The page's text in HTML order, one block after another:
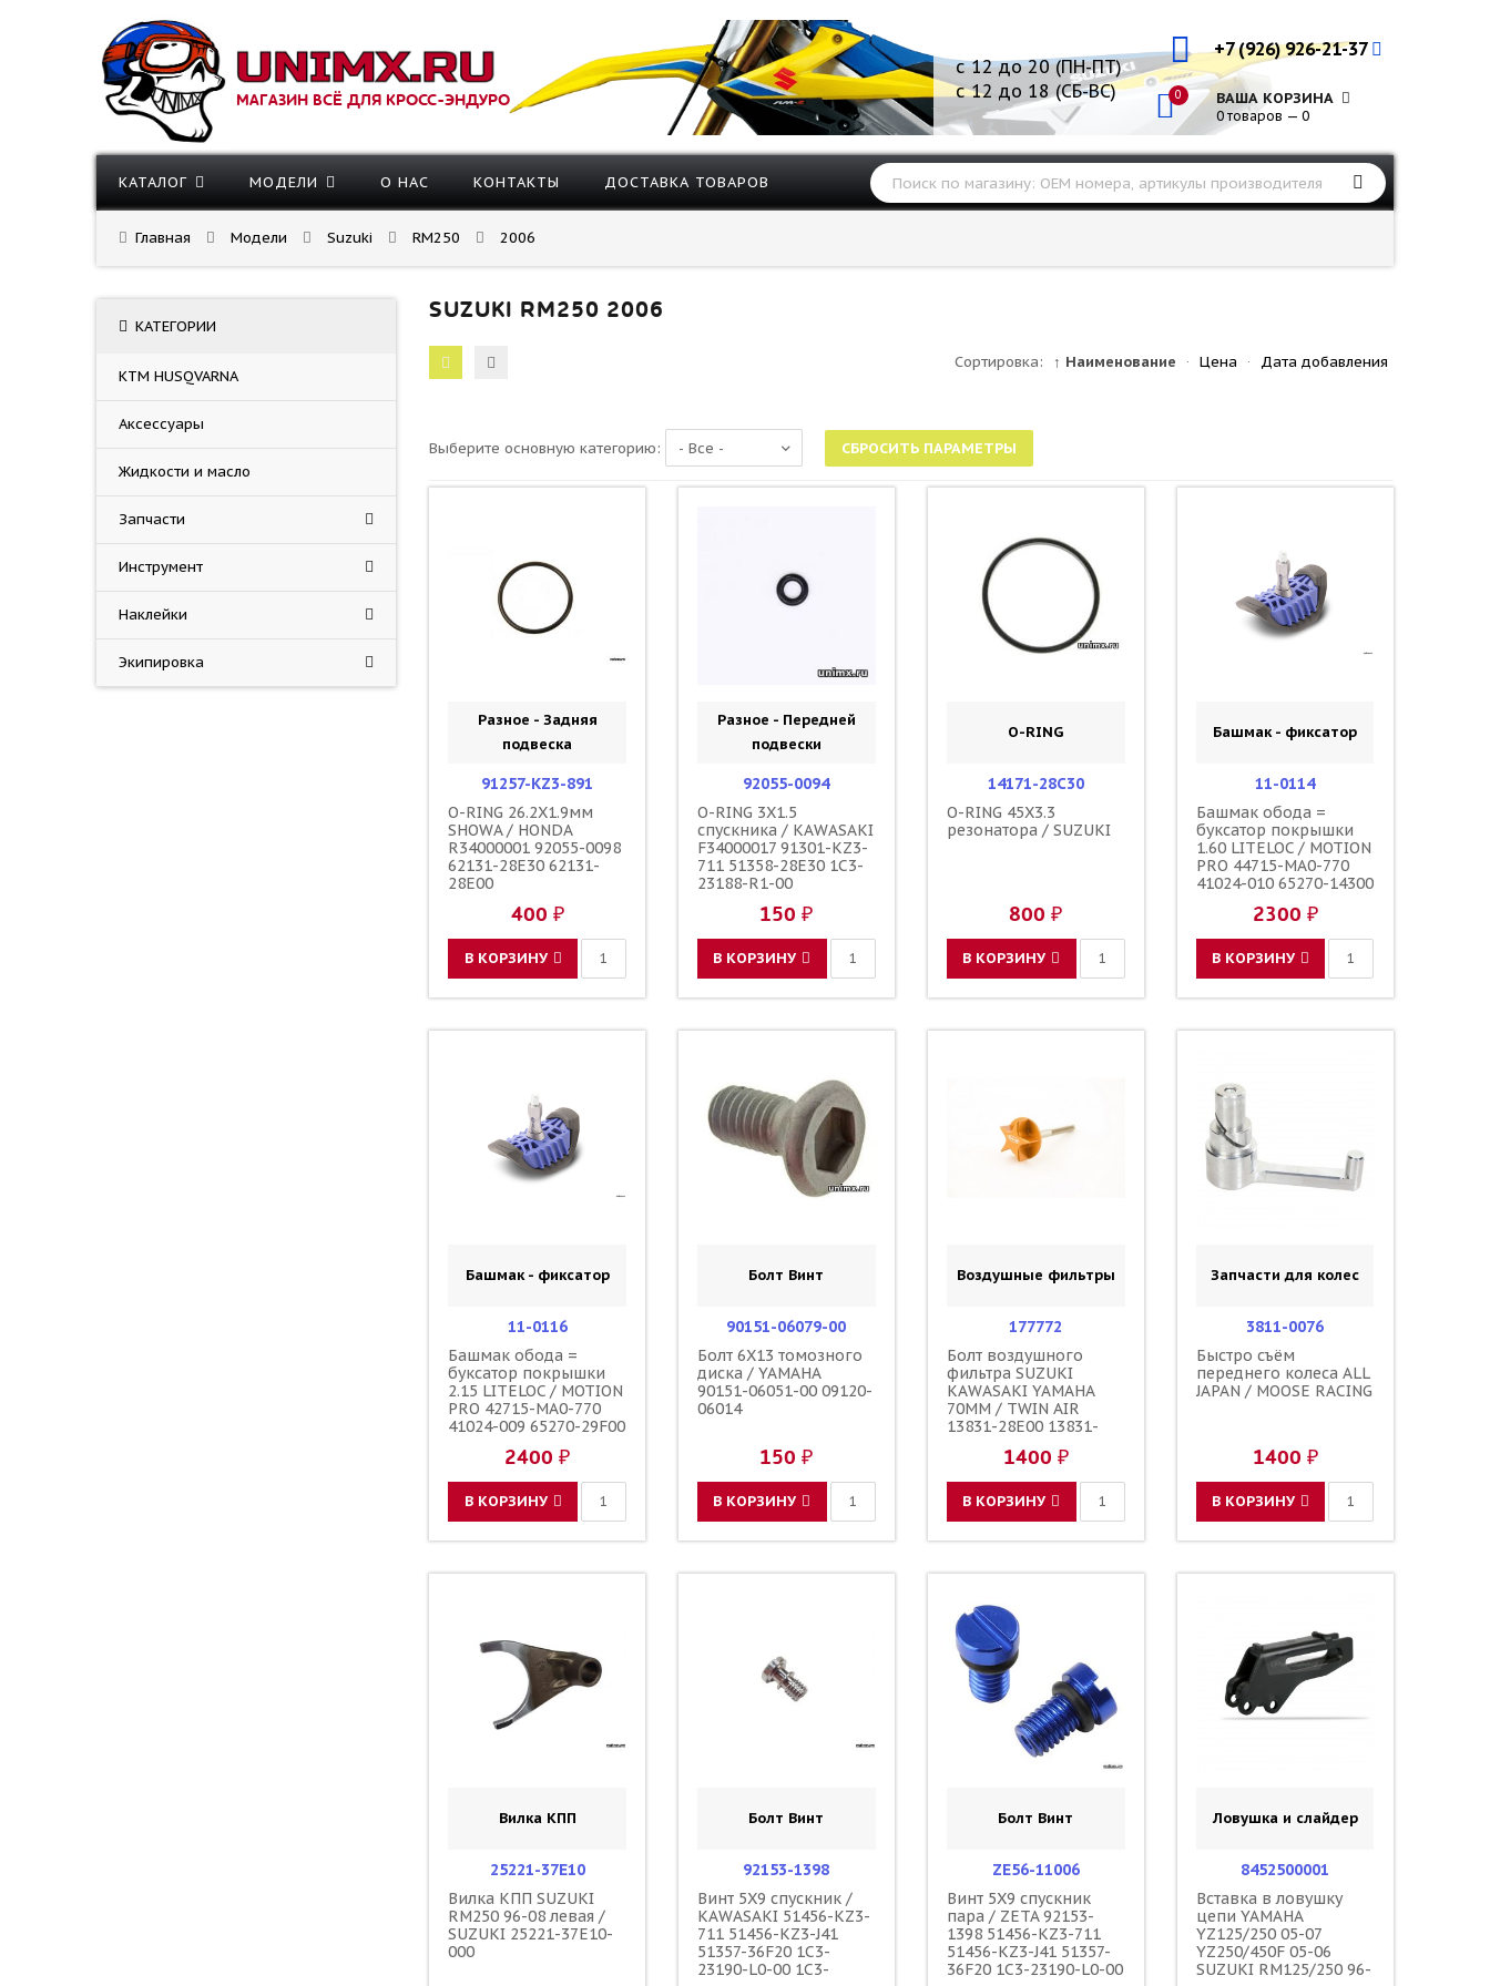
МАГАЗИН ВСЁ ДЛЯ КРОСС-ЭНДУРО
+7 (926) 926-21-37
0 ВАША КОРЗИНА
0 товаров — 0
с 12 до 20 (ПН-ПТ)
с 12 до 18 (СБ-ВС)
КАТАЛОГ МОДЕЛИ О НАС КОНТАКТЫ ДОСТАВКА ТОВАРОВ
Главная Модели Suzuki RM250 2006
SUZUKI RM250 2006
Сортировка: ↑ Наименование · Цена · Дата добавления
Выберите основную категорию:
Разное - Задняя
подвеска
91257-KZ3-891
O-RING 26.2X1.9мм
SHOWA / HONDA
R34000001 92055-0098
62131-28E30 62131-
28E00
400 ₽
В КОРЗИНУ
Разное - Передней
подвески
92055-0094
O-RING 3X1.5
спускника / KAWASAKI
F34000017 91301-KZ3-
711 51358-28E30 1C3-
23188-R1-00
150 ₽
В КОРЗИНУ
O-RING
14171-28C30
O-RING 45X3.3
резонатора / SUZUKI
800 ₽
В КОРЗИНУ
Башмак - фиксатор
11-0114
Башмак обода =
буксатор покрышки
1.60 LITELOC / MOTION
PRO 44715-MA0-770
41024-010 65270-14300
2300 ₽
В КОРЗИНУ
Башмак - фиксатор
11-0116
Башмак обода =
буксатор покрышки
2.15 LITELOC / MOTION
PRO 42715-MA0-770
41024-009 65270-29F00
25394-00-00
2400 ₽
В КОРЗИНУ
Болт Винт
90151-06079-00
Болт 6X13 томозного
диска / YAMAHA
90151-06051-00 09120-
06014
150 ₽
В КОРЗИНУ
Воздушные фильтры
177772
Болт воздушного
фильтра SUZUKI
KAWASAKI YAMAHA
70ММ / TWIN AIR
13831-28E00 13831-
90122-06030-00 90122-
06005-00 92153-0623
1400 ₽
В КОРЗИНУ
Запчасти для колес
3811-0076
Быстро съём
переднего колеса ALL
JAPAN / MOOSE RACING
1400 ₽
В КОРЗИНУ
Вилка КПП
25221-37E10
Вилка КПП SUZUKI
RM250 96-08 левая /
SUZUKI 25221-37E10-
000
Болт Винт
92153-1398
Винт 5X9 спускник /
KAWASAKI 51456-KZ3-
711 51456-KZ3-J41
51357-36F20 1C3-
23190-L0-00 1C3-
Болт Винт
ZE56-11006
Винт 5X9 спускник
пара / ZETA 92153-
1398 51456-KZ3-711
51456-KZ3-J41 51357-
36F20 1C3-23190-L0-00
Ловушка и слайдер
8452500001
Вставка в ловушку
цепи YAMAHA
YZ125/250 05-07
YZ250/450F 05-06
SUZUKI RM125/250 96-
КАТЕГОРИИ
KTM HUSQVARNA
Аксессуары
Жидкости и масло
Запчасти
Инструмент
Наклейки
Экипировка